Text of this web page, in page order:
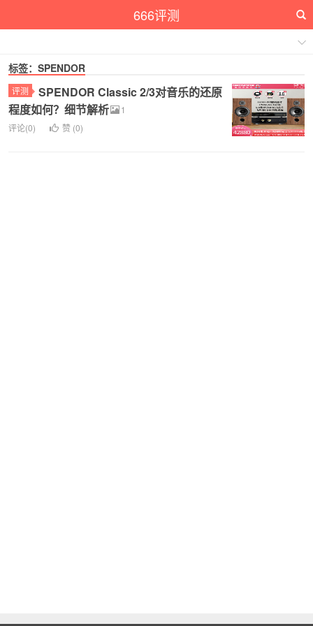
666评测
标签：SPENDOR
评测
SPENDOR Classic 2/3对音乐的还原
程度如何？细节解析
1
评论(0)
赞 (0)